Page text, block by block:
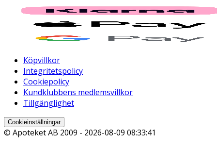
Köpvillkor
Integritetspolicy
Cookiepolicy
Kundklubbens medlemsvillkor
Tillgänglighet
Cookieinställningar
© Apoteket AB 2009 - 2026-08-09 08:33:41